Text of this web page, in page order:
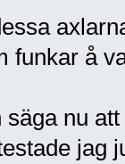
funkar å
säga nu
jag